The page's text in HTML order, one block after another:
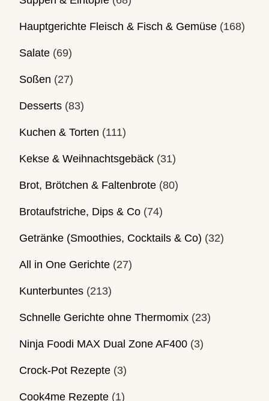
Hauptgerichte Fleisch & Fisch & Gemüse (168)
Salate (69)
Soßen (27)
Desserts (83)
Kuchen & Torten (111)
Kekse & Weihnachtsgebäck (31)
Brot, Brötchen & Faltenbrote (80)
Brotaufstriche, Dips & Co (74)
Getränke (Smoothies, Cocktails & Co) (32)
All in One Gerichte (27)
Kunterbuntes (213)
Schnelle Gerichte ohne Thermomix (23)
Ninja Foodi MAX Dual Zone AF400 (3)
Crock-Pot Rezepte (3)
Cook4me Rezepte (1)